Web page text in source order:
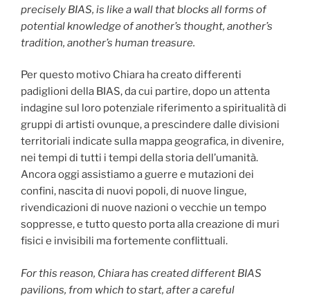
precisely BIAS, is like a wall that blocks all forms of
potential knowledge of another’s thought, another’s
tradition, another’s human treasure.
Per questo motivo Chiara ha creato differenti
padiglioni della BIAS, da cui partire, dopo un attenta
indagine sul loro potenziale riferimento a spiritualità di
gruppi di artisti ovunque, a prescindere dalle divisioni
territoriali indicate sulla mappa geografica, in divenire,
nei tempi di tutti i tempi della storia dell’umanità.
Ancora oggi assistiamo a guerre e mutazioni dei
confini, nascita di nuovi popoli, di nuove lingue,
rivendicazioni di nuove nazioni o vecchie un tempo
soppresse, e tutto questo porta alla creazione di muri
fisici e invisibili ma fortemente conflittuali.
For this reason, Chiara has created different BIAS
pavilions, from which to start, after a careful